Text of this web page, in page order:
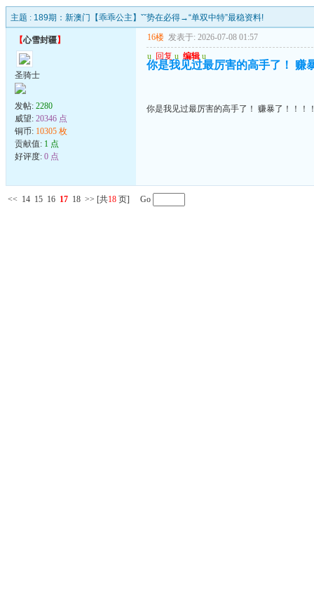
主题 : 189期：新澳门【乖乖公主】ˇˇ势在必得→“单双中特”最稳资料!
【心雪封疆】
圣骑士
发帖: 2280
威望: 20346 点
铜币: 10305 枚
贡献值: 1 点
好评度: 0 点
16楼 发表于: 2026-07-08 01:57
u 回复 u 编辑 u
你是我见过最厉害的高手了！ 赚
你是我见过最厉害的高手了！ 赚暴了！！！
<< 14 15 16 17 18 >> [共18 页] Go